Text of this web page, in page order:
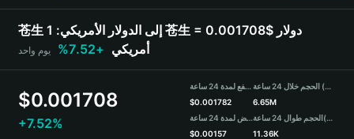
Français
Deutsch
简体中文
Português (Portugal)
Bahasa Indonesia
苍生 إلى الدولار الأمريكي: 1 苍生 = 0.001708$ دولار
أمريكي +7.52% يوم واحد
$0.001708
+7.52%
مرتفع لمدة 24 ساعة
$0.001782
منخفض لمدة 24 ساعة
$0.00157
الحجم خلال 24 ساعة (苍生)
6.65M
الحجم طوال 24 ساعة(USDT)
11.36K